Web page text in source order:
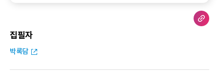
집필자
박록담